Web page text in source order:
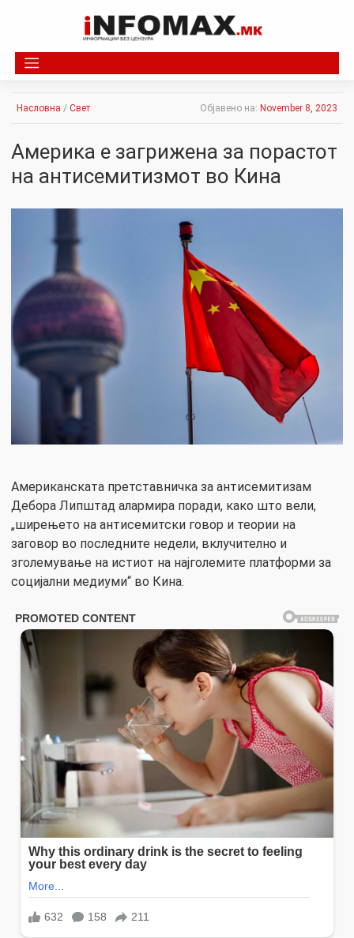
Насловна / Свет Објавено на: November 8, 2023
Америка е загрижена за порастот
на антисемитизмот во Кина
Американската претставничка за антисемитизам
Дебора Липштад алармира поради, како што вели,
„ширењето на антисемитски говор и теории на
заговор во последните недели, вклучително и
зголемување на истиот на најголемите платформи за
социјални медиуми“ во Кина.